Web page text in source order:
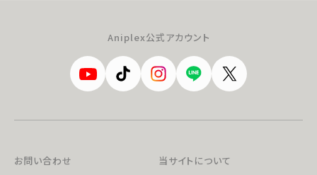
Aniplex公式アカウント
お問い合わせ 当サイトについて